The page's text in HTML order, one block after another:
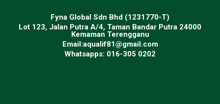
Fyna Global Sdn Bhd (1231770-T)
Lot 123, Jalan Putra A/4, Taman Bandar Putra 24000
Kemaman Terengganu
Email:aqualif81@gmail.com
Whatsapps: 016-305 0202